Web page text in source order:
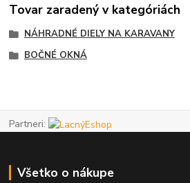
Tovar zaradený v kategóriách
NÁHRADNÉ DIELY NA KARAVANY
BOČNÉ OKNÁ
Partneri:
Všetko o nákupe